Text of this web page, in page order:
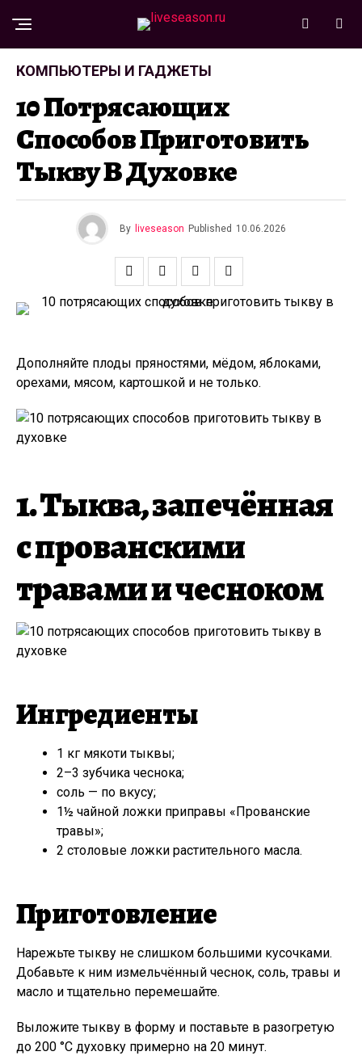
КОМПЬЮТЕРЫ И ГАДЖЕТЫ
10 Потрясающих
Способов Приготовить
Тыкву В Духовке
By liveseason Published 10.06.2026
Дополняйте плоды пряностями, мёдом, яблоками,
орехами, мясом, картошкой и не только.
1. Тыква, запечённая
с прованскими
травами и чесноком
Ингредиенты
1 кг мякоти тыквы;
2–3 зубчика чеснока;
соль — по вкусу;
1½ чайной ложки приправы «Прованские
травы»;
2 столовые ложки растительного масла.
Приготовление
Нарежьте тыкву не слишком большими кусочками.
Добавьте к ним измельчённый чеснок, соль, травы и
масло и тщательно перемешайте.
Выложите тыкву в форму и поставьте в разогретую
до 200 °C духовку примерно на 20 минут.